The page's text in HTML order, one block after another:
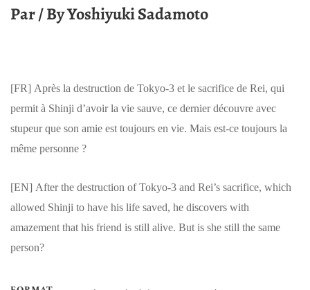
Par / By Yoshiyuki Sadamoto
[FR] Après la destruction de Tokyo-3 et le sacrifice de Rei, qui
permit à Shinji d’avoir la vie sauve, ce dernier découvre avec
stupeur que son amie est toujours en vie. Mais est-ce toujours la
même personne ?
[EN] After the destruction of Tokyo-3 and Rei’s sacrifice, which
allowed Shinji to have his life saved, he discovers with
amazement that his friend is still alive. But is she still the same
person?